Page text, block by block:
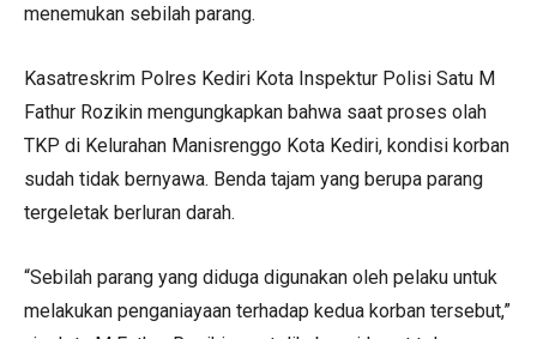
menemukan sebilah parang.
Kasatreskrim Polres Kediri Kota Inspektur Polisi Satu M
Fathur Rozikin mengungkapkan bahwa saat proses olah
TKP di Kelurahan Manisrenggo Kota Kediri, kondisi korban
sudah tidak bernyawa. Benda tajam yang berupa parang
tergeletak berluran darah.
“Sebilah parang yang diduga digunakan oleh pelaku untuk
melakukan penganiayaan terhadap kedua korban tersebut,”